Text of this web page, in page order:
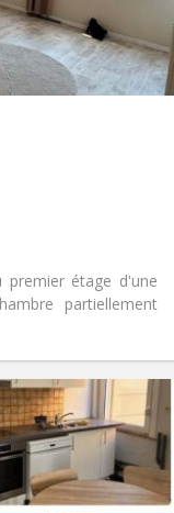
premier étage d'une
partiellement
Salle de bain:
Cuisine:
Commune
Superficie:
20 m
Pièces privées:
1
Infos Pratiques
Loyer:
400 €
Charges:
80 €
Durée:
12 mois
Domiciliation:
Non